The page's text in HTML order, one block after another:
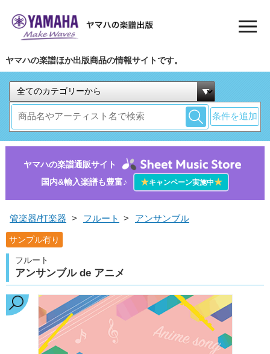
ヤマハの楽譜ほか出版商品の情報サイトです。
条件を追加
ヤマハの楽譜通販サイト
国内&輸入楽譜も豊富♪
★キャンペーン実施中★
管楽器/打楽器 > フルート > アンサンブル
サンプル有り
フルート
アンサンブル de アニメ